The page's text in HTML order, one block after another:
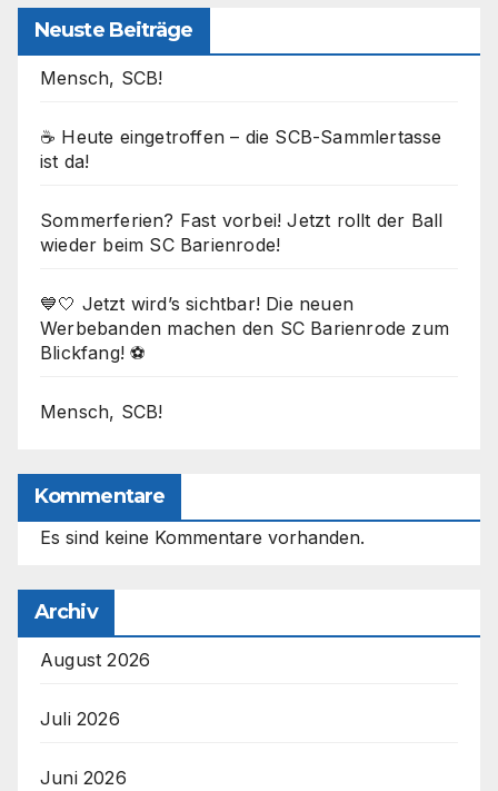
Neuste Beiträge
Mensch, SCB!
☕ Heute eingetroffen – die SCB-Sammlertasse
ist da!
Sommerferien? Fast vorbei! Jetzt rollt der Ball
wieder beim SC Barienrode!
💙🤍 Jetzt wird’s sichtbar! Die neuen
Werbebanden machen den SC Barienrode zum
Blickfang! ⚽
Mensch, SCB!
Kommentare
Es sind keine Kommentare vorhanden.
Archiv
August 2026
Juli 2026
Juni 2026